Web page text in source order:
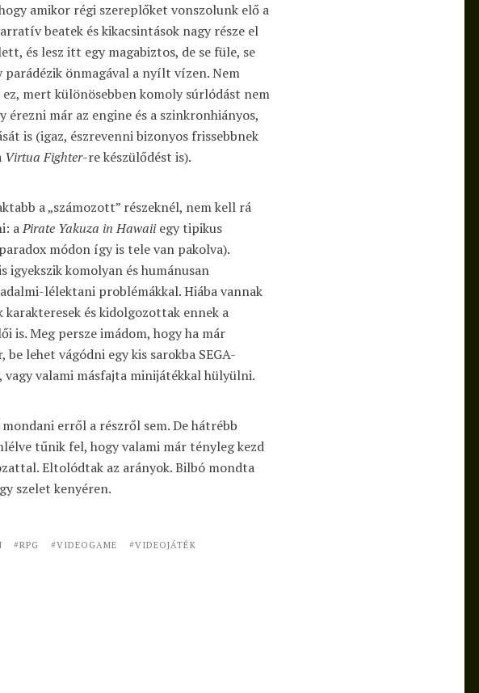
amikor régi szereplőket vonszolunk elő a
beatek és kikacsintások nagy része el
és lesz itt egy magabiztos, de se füle, se
parádézik önmagával a nyílt vízen. Nem
mert különösebben komoly súrlódást nem
érezni már az engine és a szinkronhiányos,
is (igaz, észrevenni bizonyos frissebbnek
Virtua Fighter-re készülődést is).
a „számozott” részeknél, nem kell rá
aPirate Yakuza in Hawaiiegy tipikus
módon így is tele van pakolva).
igyekszik komolyan és humánusan
lélektani problémákkal. Hiába vannak
karakteresek és kidolgozottak ennek a
is. Meg persze imádom, hogy ha már
lehet vágódni egy kis sarokba SEGA-
vagy valami másfajta minijátékkal hülyülni.
erről a részről sem. De hátrébb
tűnik fel, hogy valami már tényleg kezd
Eltolódtak az arányok. Bilbó mondta
szelet kenyéren.
RPG VIDEOGAME
VIDEOJÁTÉK